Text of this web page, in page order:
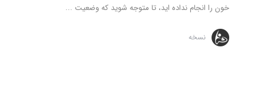
خون را انجام نداده اید، تا متوجه شوید که وضعیت ...
نسخه